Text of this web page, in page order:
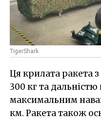
TigerShark
Ця крилата ракета
300 кг та дальністю
максимальним
км. Ракета також